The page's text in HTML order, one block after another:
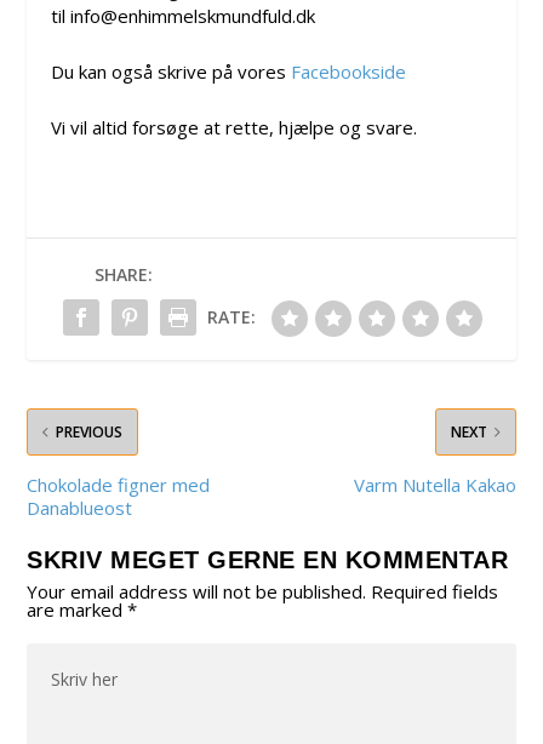
til info@enhimmelskmundfuld.dk
Du kan også skrive på vores Facebookside
Vi vil altid forsøge at rette, hjælpe og svare.
SHARE:
RATE:
PREVIOUS
Chokolade figner med
Danablueost
NEXT
Varm Nutella Kakao
SKRIV MEGET GERNE EN KOMMENTAR
Your email address will not be published. Required fields
are marked*